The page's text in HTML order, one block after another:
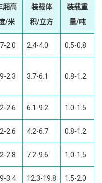
厢高
/米
装载体
积/立方
装载重
量/吨
2.0 2.4-4.0 0.5-0.8
2.3 3.7-6.1 0.8-1.2
2.6 6.1-9.2 1.0-1.5
2.6 4.2-6.7 0.8-1.2
2.8 7.2-9.6 1.0-1.5
3.4 12.3-19.8 1.5-2.0